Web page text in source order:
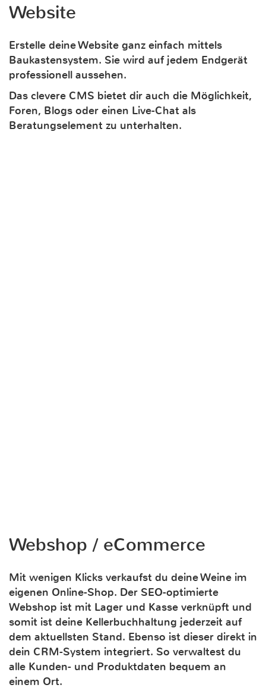
Website
Erstelle deine Website ganz einfach mittels
Baukastensystem. Sie wird auf jedem Endgerät
professionell aussehen.
Das clevere CMS bietet dir auch die Möglichkeit,
Foren, Blogs oder einen Live-Chat als
Beratungselement zu unterhalten.
Webshop / eCommerce
Mit wenigen Klicks verkaufst du deine Weine im
eigenen Online-Shop. Der SEO-optimierte
Webshop ist mit Lager und Kasse verknüpft und
somit ist deine Kellerbuchhaltung jederzeit auf
dem aktuellsten Stand. Ebenso ist dieser direkt in
dein CRM-System integriert. So verwaltest du
alle Kunden- und Produktdaten bequem an
einem Ort.